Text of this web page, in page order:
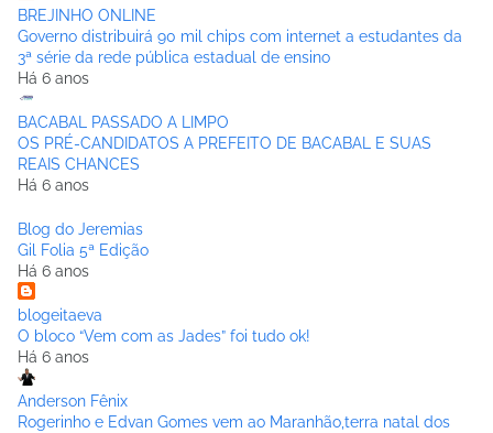
BREJINHO ONLINE
Governo distribuirá 90 mil chips com internet a estudantes da
3ª série da rede pública estadual de ensino
Há 6 anos
BACABAL PASSADO A LIMPO
OS PRÉ-CANDIDATOS A PREFEITO DE BACABAL E SUAS
REAIS CHANCES
Há 6 anos
Blog do Jeremias
Gil Folia 5ª Edição
Há 6 anos
blogeitaeva
O bloco “Vem com as Jades” foi tudo ok!
Há 6 anos
Anderson Fênix
Rogerinho e Edvan Gomes vem ao Maranhão,terra natal dos